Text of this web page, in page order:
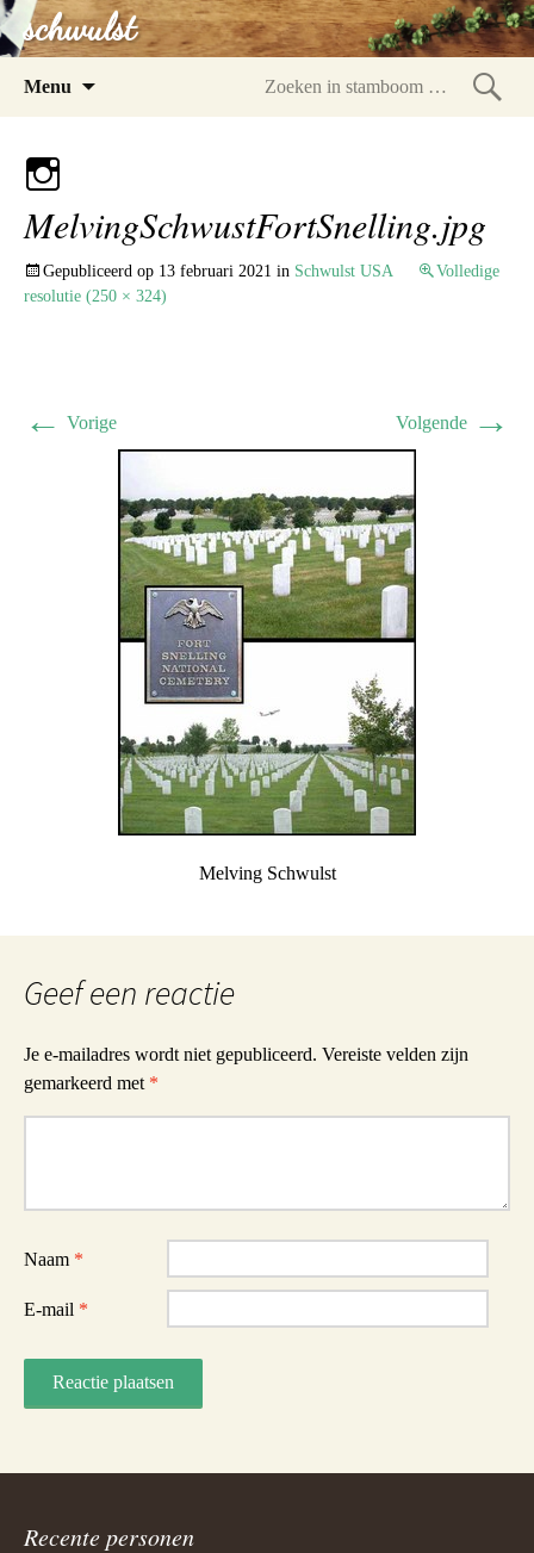
schwulst
Menu
MelvingSchwustFortSnelling.jpg
Gepubliceerd op 13 februari 2021 in Schwulst USA
Volledige
resolutie (250 × 324)
← Vorige Volgende →
Melving Schwulst
Geef een reactie
Je e-mailadres wordt niet gepubliceerd. Vereiste velden zijn
gemarkeerd met *
Naam *
E-mail *
Recente personen